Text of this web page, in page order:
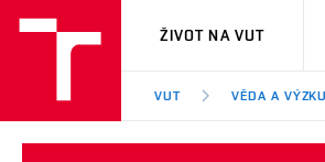
VUT
ŽIVOT NA VUT
VUT VĚDA A